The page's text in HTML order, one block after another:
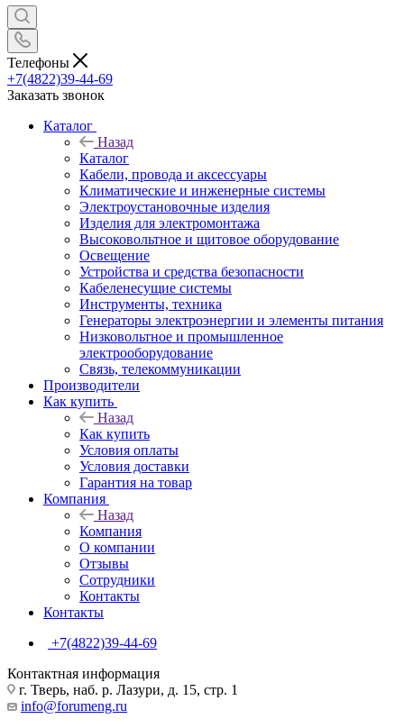
Телефоны
+7(4822)39-44-69
Заказать звонок
Каталог
Назад
Каталог
Кабели, провода и аксессуары
Климатические и инженерные системы
Электроустановочные изделия
Изделия для электромонтажа
Высоковольтное и щитовое оборудование
Освещение
Устройства и средства безопасности
Кабеленесущие системы
Инструменты, техника
Генераторы электроэнергии и элементы питания
Низковольтное и промышленное
электрооборудование
Связь, телекоммуникации
Производители
Как купить
Назад
Как купить
Условия оплаты
Условия доставки
Гарантия на товар
Компания
Назад
Компания
О компании
Отзывы
Сотрудники
Контакты
Контакты
+7(4822)39-44-69
Контактная информация
г. Тверь, наб. р. Лазури, д. 15, стр. 1
info@forumeng.ru